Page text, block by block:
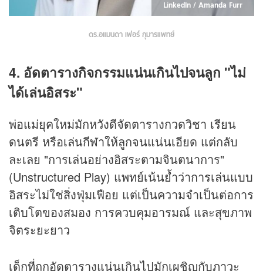
LinkedIn / Amanda Furr
ดร.อแมนดา เฟอร์ กุมารแพทย์
4. อัดตารางกิจกรรมแน่นเกินไปจนลูก "ไม่
ได้เล่นอิสระ"
พ่อแม่ยุคใหม่มักหวังดีจัดตารางกวดวิชา เรียน
ดนตรี หรือเล่นกีฬาให้ลูกจนแน่นเอียด แต่กลับ
ละเลย "การเล่นอย่างอิสระตามจินตนาการ"
(Unstructured Play) แพทย์เน้นย้ำว่าการเล่นแบบ
อิสระไม่ใช่สิ่งฟุ่มเฟือย แต่เป็นความจำเป็นต่อการ
เติบโตของสมอง การควบคุมอารมณ์ และสุขภาพ
จิตระยะยาว
เด็กที่ถูกอัดตารางแน่นเกินไปมักเผชิญกับภาวะ